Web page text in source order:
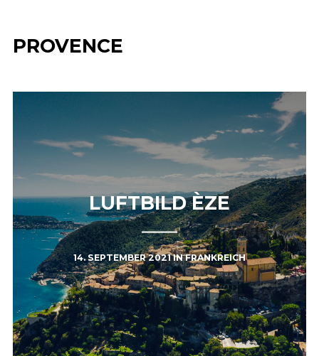
PROVENCE
LUFTBILD ÈZE
14. SEPTEMBER 2021INFRANKREICH